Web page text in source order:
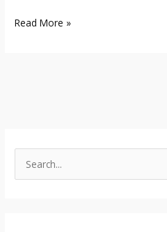
Read More »